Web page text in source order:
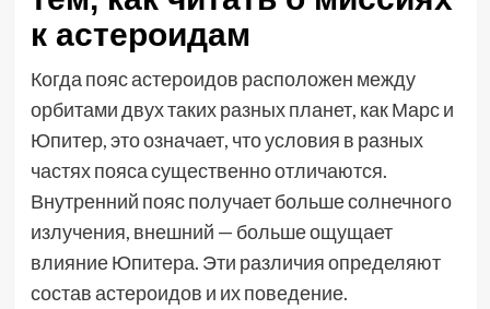
к астероидам
Когда пояс астероидов расположен между
орбитами двух таких разных планет, как Марс и
Юпитер, это означает, что условия в разных
частях пояса существенно отличаются.
Внутренний пояс получает больше солнечного
излучения, внешний — больше ощущает
влияние Юпитера. Эти различия определяют
состав астероидов и их поведение.